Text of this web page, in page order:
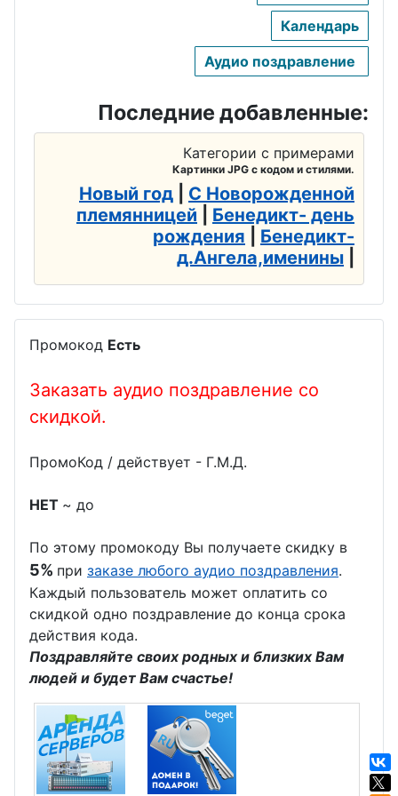
автомобили
судебного
го спецназа
День
День
День
проектиров
День
участкового
День
психолога
День
работников
Сбербанка
День
кузнеца
бодибилдин
День кино
День
физкультур
ника
День
дальнобой
День
гимнастики
День
сетевика
День
крупье
День
таможенни
ка
а
День
анестезиол
День Босса,
Шефа
День
повара
День
День
Календарь
Аудио поздравление
Последние добавленные:
Категории с примерами
Картинки JPG с кодом и стилями.
Новый год
С Новорожденной
племянницей
Бенедикт- день
рождения
Бенедикт-
д.Ангела,именины
Промокод Есть
Заказать аудио поздравление со
скидкой.
ПромоКод / действует - Г.М.Д.
НЕТ ~ до
По этому промокоду Вы получаете скидку в
5% при заказе любого аудио поздравления.
Каждый пользователь может оплатить со
скидкой одно поздравление до конца срока
действия кода.
Поздравляйте своих родных и близких Вам
людей и будет Вам счастье!